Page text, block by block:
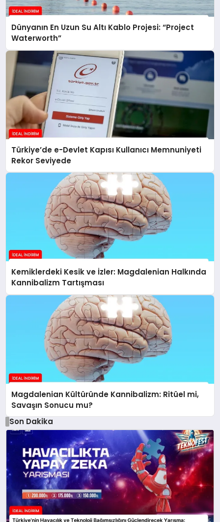
Dünyanın En Uzun Su Altı Kablo Projesi: “Project
Waterworth”
Türkiye’de e-Devlet Kapısı Kullanıcı Memnuniyeti
Rekor Seviyede
Kemiklerdeki Kesik ve İzler: Magdalenian Halkında
Kannibalizm Tartışması
Magdalenian Kültüründe Kannibalizm: Ritüel mi,
Savaşın Sonucu mu?
Son Dakika